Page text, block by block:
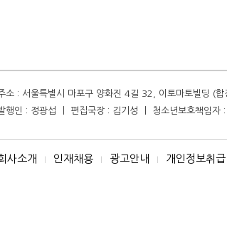
소 : 서울특별시 마포구 양화진 4길 32, 이토마토빌딩 (
행인 : 정광섭 ㅣ 편집국장 : 김기성 ㅣ 청소년보호책
사소개 I 인재채용 I 광고안내 I 개인정보취급